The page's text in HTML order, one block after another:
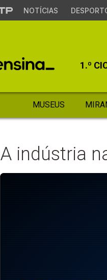
NOTÍCIAS
1.º
MUSEUS
A indústria